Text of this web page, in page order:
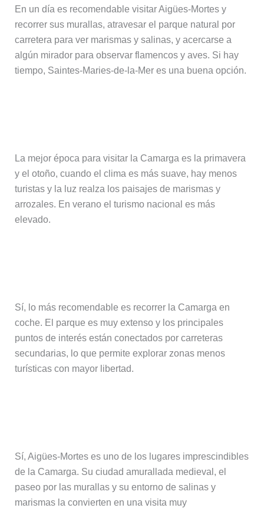
En un día es recomendable visitar Aigües-Mortes y
recorrer sus murallas, atravesar el parque natural por
carretera para ver marismas y salinas, y acercarse a
algún mirador para observar flamencos y aves. Si hay
tiempo, Saintes-Maries-de-la-Mer es una buena opción.
La mejor época para visitar la Camarga es la primavera
y el otoño, cuando el clima es más suave, hay menos
turistas y la luz realza los paisajes de marismas y
arrozales. En verano el turismo nacional es más
elevado.
Sí, lo más recomendable es recorrer la Camarga en
coche. El parque es muy extenso y los principales
puntos de interés están conectados por carreteras
secundarias, lo que permite explorar zonas menos
turísticas con mayor libertad.
Sí, Aigües-Mortes es uno de los lugares imprescindibles
de la Camarga. Su ciudad amurallada medieval, el
paseo por las murallas y su entorno de salinas y
marismas la convierten en una visita muy